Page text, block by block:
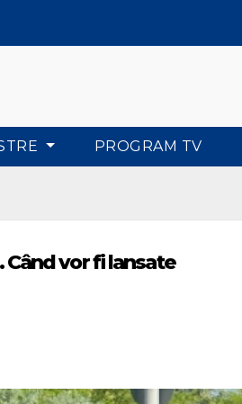
PROGRAM TV
vor fi lansate